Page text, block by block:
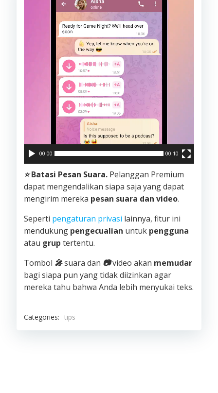
00:00 00:10
⭐️ Batasi Pesan Suara. Pelanggan Premium
dapat mengendalikan siapa saja yang dapat
mengirim mereka pesan suara dan video.
Seperti pengaturan privasi lainnya, fitur ini
mendukung pengecualian untuk pengguna
atau grup tertentu.
Tombol 🎤suara dan 📷video akan memudar
bagi siapa pun yang tidak diizinkan agar
mereka tahu bahwa Anda lebih menyukai teks.
Categories: tips